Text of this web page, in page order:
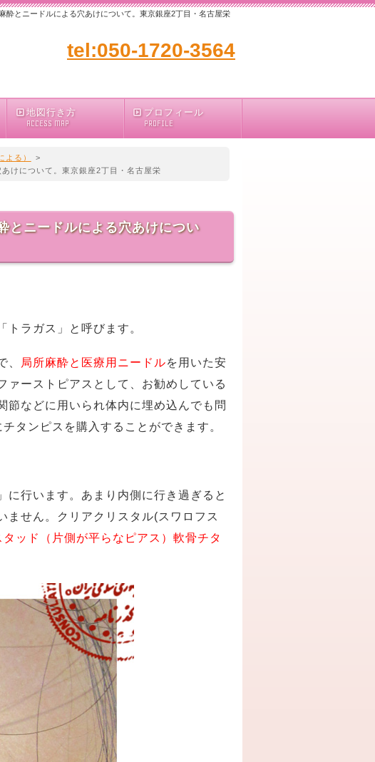
酔とニードルによる穴あけについて。東京銀座2丁目・名古屋栄
tel:050-1720-3564
地図行き方
ACCESS MAP
プロフィール
PROFILE
よる）
>
けについて。東京銀座2丁目・名古屋栄
とニードルによる穴あけについ
「トラガス」 と呼びます。
、 局所麻酔と医療用ニードルを用いた安
ァーストピアスとして、お勧めしている
節などに用いられ体内に埋め込んでも問
タンピスを購入することができます。
に行います。あまり内側に行き過ぎると
ません。クリアクリスタル(スワロフス
タッド（片側が平らなピアス）軟骨チタ